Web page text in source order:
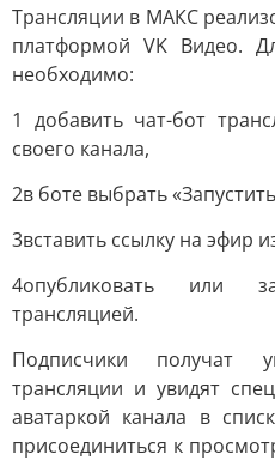
Трансляции в МАКС
платформой VK Видео.
необходимо:
1 добавить чат-бот
своего канала,
2в боте выбрать
3вставить ссылку на эфир
4опубликовать или
трансляцией.
Подписчики получат
трансляции и увидят
аватаркой канала в
присоединиться к